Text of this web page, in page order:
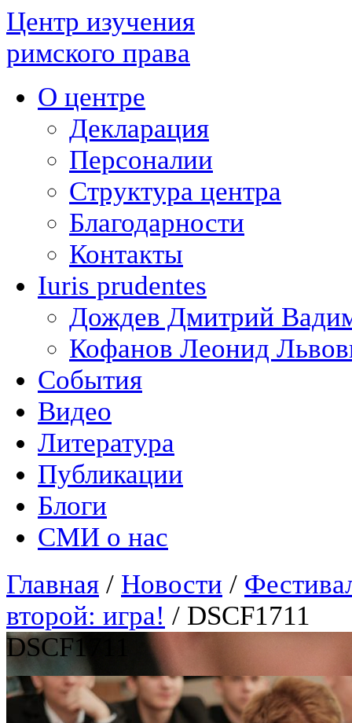
Центр изучения
римского права
О центре
Декларация
Персоналии
Структура центра
Благодарности
Контакты
Iuris prudentes
Дождев Дмитрий
Кофанов Леонид
События
Видео
Литература
Публикации
Блоги
СМИ о нас
Главная / Новости /
второй: игра! / DSCF1711
DSCF1711